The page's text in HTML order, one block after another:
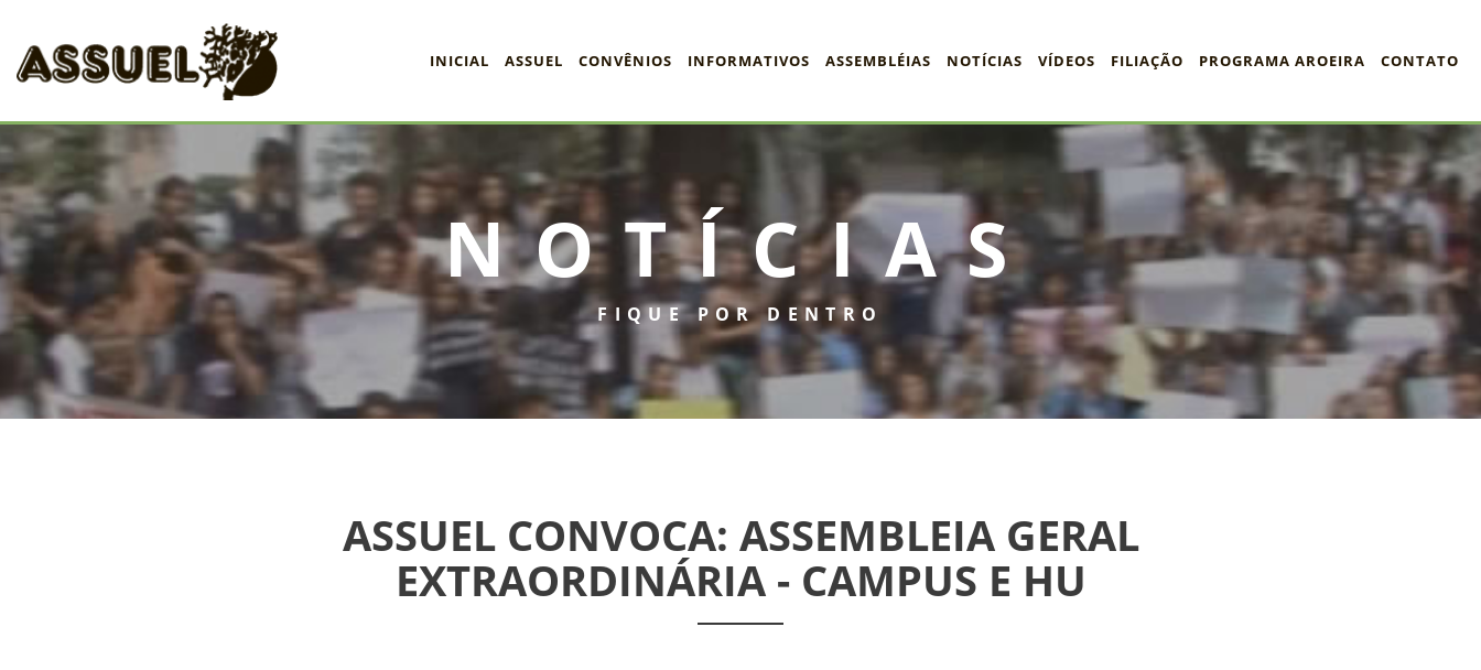
INICIAL
ASSUEL
CONVÊNIOS
INFORMATIVOS
INICIAL ASSUEL CONVÊNIOS INFORMATIVOS ASSEMBLÉIAS NOTÍCIAS VÍDEOS FILIAÇÃO PROGRAMA AROEIRA CONTATO
NOTÍCIAS
FIQUE POR DENTRO
ASSUEL CONVOCA: ASSEMBLEIA GERAL
EXTRAORDINÁRIA - CAMPUS E HU